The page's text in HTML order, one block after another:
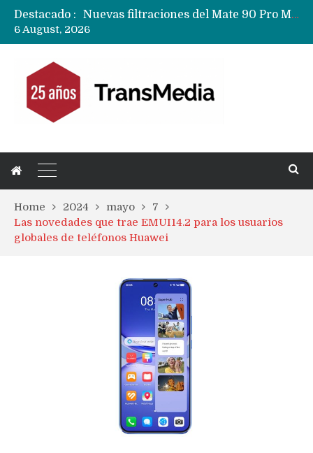
Destacado :
Google acaba definitivamente el truco para pagar con NFC en celulares Xiaomi, Oppo, Vivo y Huawei con ROM china
6 August, 2026
Home 2024 mayo
7
Las novedades que trae EMUI14.2 para los usuarios
globales de teléfonos Huawei